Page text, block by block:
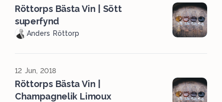
Röttorps Bästa Vin | Sött
superfynd
Anders Röttorp
12 Jun, 2018
Röttorps Bästa Vin |
Champagnelik Limoux